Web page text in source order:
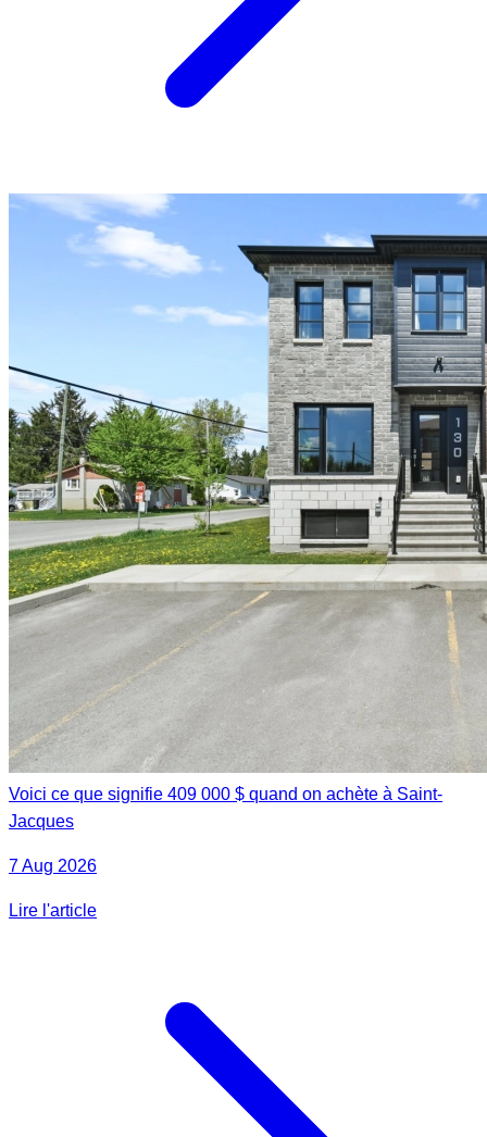
Voici ce que signifie 409 000 $ quand on achète à Saint-
Jacques
7 Aug 2026
Lire l'article